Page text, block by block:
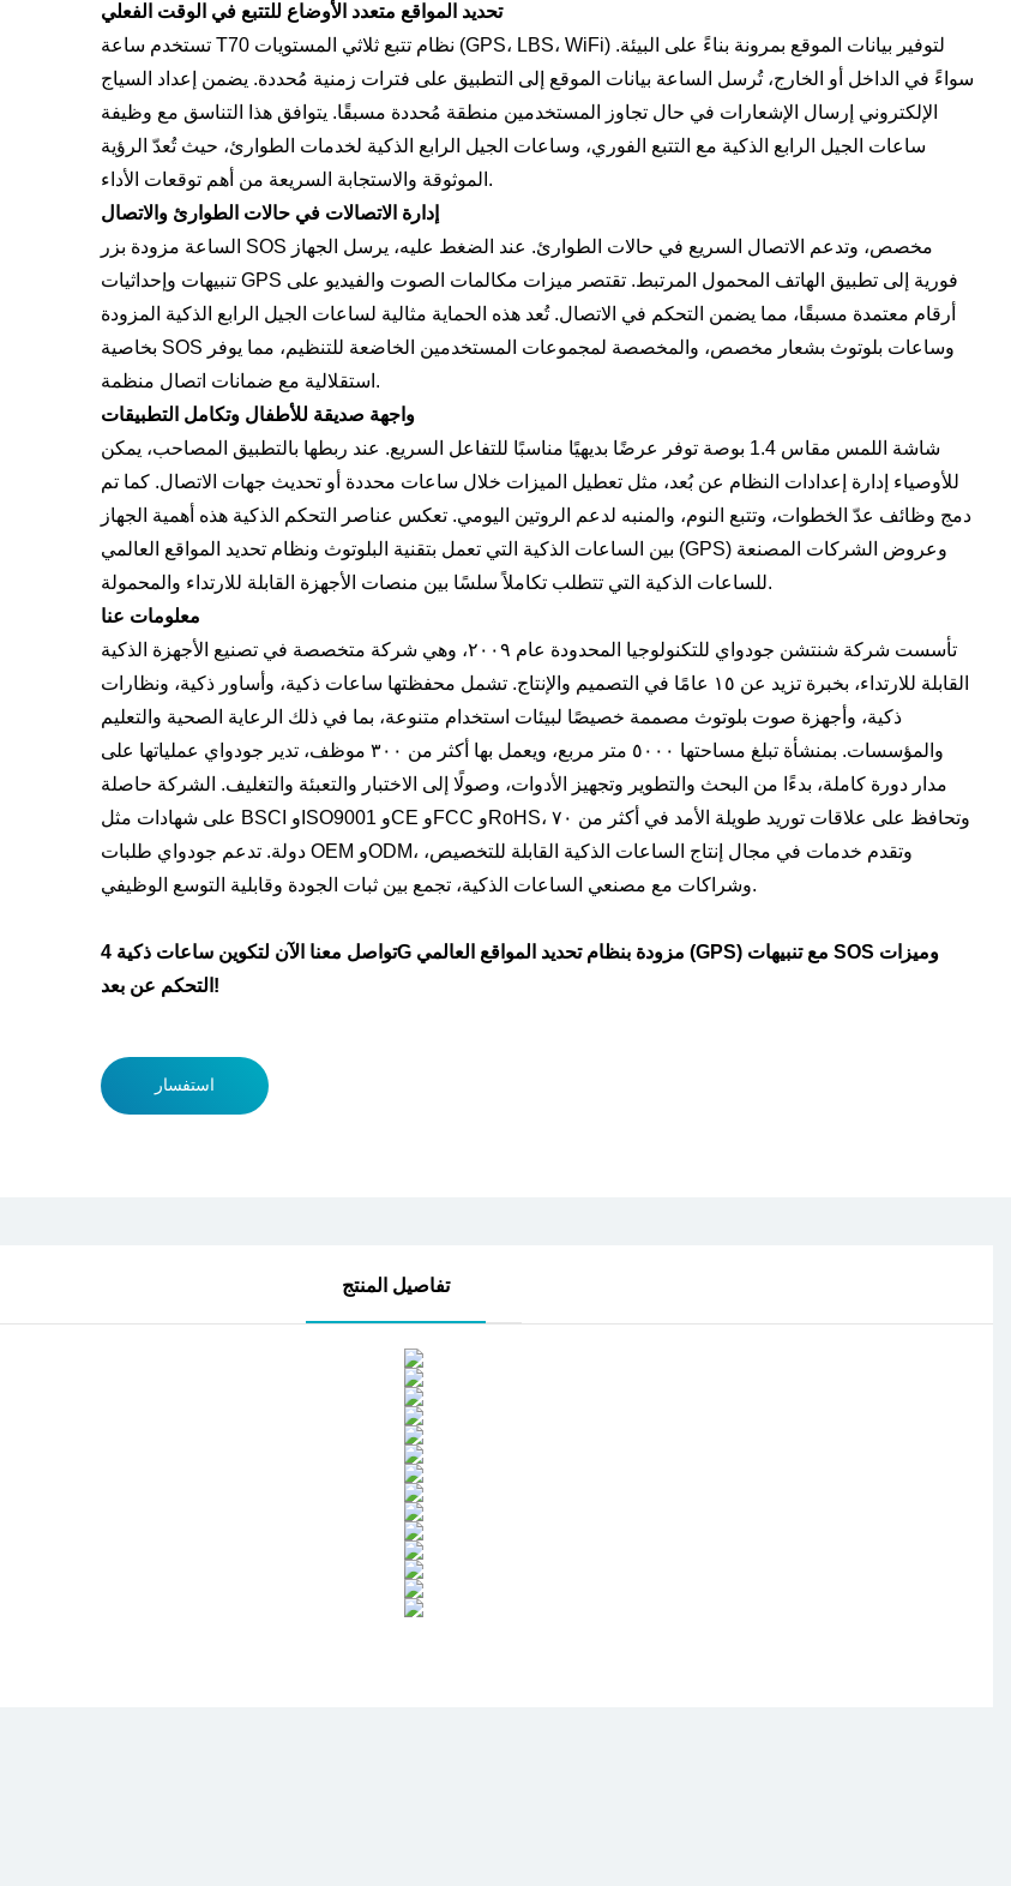
تحديد المواقع متعدد الأوضاع للتتبع في الوقت الفعلي
تستخدم ساعة T70 نظام تتبع ثلاثي المستويات (GPS، LBS، WiFi) لتوفير بيانات الموقع بمرونة بناءً على البيئة.
سواءً في الداخل أو الخارج، تُرسل الساعة بيانات الموقع إلى التطبيق على فترات زمنية مُحددة. يضمن إعداد السياج
الإلكتروني إرسال الإشعارات في حال تجاوز المستخدمين منطقة مُحددة مسبقًا. يتوافق هذا التناسق مع وظيفة
ساعات الجيل الرابع الذكية مع التتبع الفوري، وساعات الجيل الرابع الذكية لخدمات الطوارئ، حيث تُعدّ الرؤية
الموثوقة والاستجابة السريعة من أهم توقعات الأداء.
إدارة الاتصالات في حالات الطوارئ والاتصال
الساعة مزودة بزر SOS مخصص، وتدعم الاتصال السريع في حالات الطوارئ. عند الضغط عليه، يرسل الجهاز
تنبيهات وإحداثيات GPS فورية إلى تطبيق الهاتف المحمول المرتبط. تقتصر ميزات مكالمات الصوت والفيديو على
أرقام معتمدة مسبقًا، مما يضمن التحكم في الاتصال. تُعد هذه الحماية مثالية لساعات الجيل الرابع الذكية المزودة
بخاصية SOS وساعات بلوتوث بشعار مخصص، والمخصصة لمجموعات المستخدمين الخاضعة للتنظيم، مما يوفر
استقلالية مع ضمانات اتصال منظمة.
واجهة صديقة للأطفال وتكامل التطبيقات
شاشة اللمس مقاس 1.4 بوصة توفر عرضًا بديهيًا مناسبًا للتفاعل السريع. عند ربطها بالتطبيق المصاحب، يمكن
للأوصياء إدارة إعدادات النظام عن بُعد، مثل تعطيل الميزات خلال ساعات محددة أو تحديث جهات الاتصال. كما تم
دمج وظائف عدّ الخطوات، وتتبع النوم، والمنبه لدعم الروتين اليومي. تعكس عناصر التحكم الذكية هذه أهمية الجهاز
بين الساعات الذكية التي تعمل بتقنية البلوتوث ونظام تحديد المواقع العالمي (GPS) وعروض الشركات المصنعة
للساعات الذكية التي تتطلب تكاملاً سلسًا بين منصات الأجهزة القابلة للارتداء والمحمولة.
معلومات عنا
تأسست شركة شنتشن جودواي للتكنولوجيا المحدودة عام ٢٠٠٩، وهي شركة متخصصة في تصنيع الأجهزة الذكية
القابلة للارتداء، بخبرة تزيد عن ١٥ عامًا في التصميم والإنتاج. تشمل محفظتها ساعات ذكية، وأساور ذكية، ونظارات
ذكية، وأجهزة صوت بلوتوث مصممة خصيصًا لبيئات استخدام متنوعة، بما في ذلك الرعاية الصحية والتعليم
والمؤسسات. بمنشأة تبلغ مساحتها ٥٠٠٠ متر مربع، ويعمل بها أكثر من ٣٠٠ موظف، تدير جودواي عملياتها على
مدار دورة كاملة، بدءًا من البحث والتطوير وتجهيز الأدوات، وصولًا إلى الاختبار والتعبئة والتغليف. الشركة حاصلة
على شهادات مثل BSCI وISO9001 وCE وFCC وRoHS، وتحافظ على علاقات توريد طويلة الأمد في أكثر من ٧٠
دولة. تدعم جودواي طلبات OEM وODM، وتقدم خدمات في مجال إنتاج الساعات الذكية القابلة للتخصيص،
وشراكات مع مصنعي الساعات الذكية، تجمع بين ثبات الجودة وقابلية التوسع الوظيفي.
تواصل معنا الآن لتكوين ساعات ذكية 4G مزودة بنظام تحديد المواقع العالمي (GPS) مع تنبيهات SOS وميزات
التحكم عن بعد!
استفسار
تفاصيل المنتج